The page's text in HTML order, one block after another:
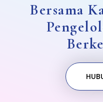
Bersama